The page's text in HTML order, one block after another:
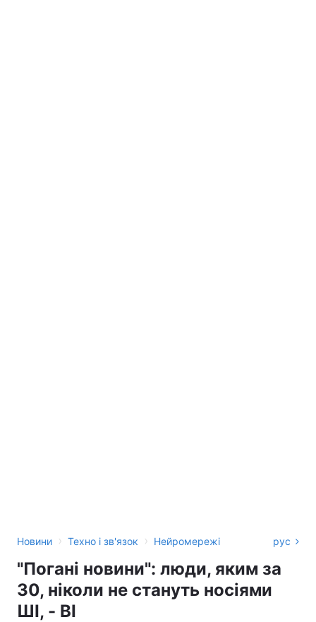
Новини › Техно і зв'язок › Нейромережі рус
"Погані новини": люди, яким за
30, ніколи не стануть носіями
ШІ, - BI